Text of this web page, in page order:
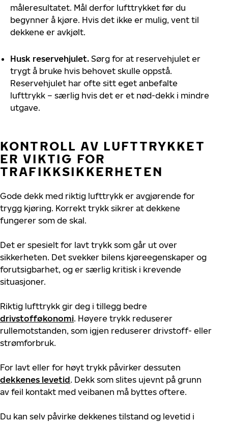
måleresultatet. Mål derfor lufttrykket før du
begynner å kjøre. Hvis det ikke er mulig, vent til
dekkene er avkjølt.
Husk reservehjulet. Sørg for at reservehjulet er
trygt å bruke hvis behovet skulle oppstå.
Reservehjulet har ofte sitt eget anbefalte
lufttrykk – særlig hvis det er et nød-dekk i mindre
utgave.
KONTROLL AV LUFTTRYKKET
ER VIKTIG FOR
TRAFIKKSIKKERHETEN
Gode dekk med riktig lufttrykk er avgjørende for
trygg kjøring. Korrekt trykk sikrer at dekkene
fungerer som de skal.
Det er spesielt for lavt trykk som går ut over
sikkerheten. Det svekker bilens kjøreegenskaper og
forutsigbarhet, og er særlig kritisk i krevende
situasjoner.
Riktig lufttrykk gir deg i tillegg bedre
drivstofføkonomi. Høyere trykk reduserer
rullemotstanden, som igjen reduserer drivstoff- eller
strømforbruk.
For lavt eller for høyt trykk påvirker dessuten
dekkenes levetid. Dekk som slites ujevnt på grunn
av feil kontakt med veibanen må byttes oftere.
Du kan selv påvirke dekkenes tilstand og levetid i